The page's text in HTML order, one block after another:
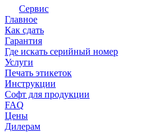
Сервис
Главное
Как сдать
Гарантия
Где искать серийный номер
Услуги
Печать этикеток
Инструкции
Софт для продукции
FAQ
Цены
Дилерам